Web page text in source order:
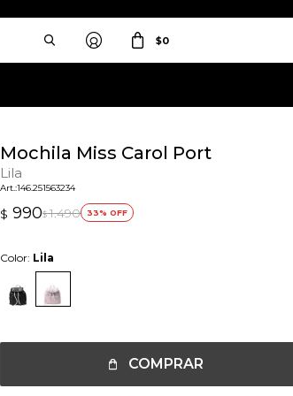
$0
Mochila Miss Carol Port
Lila
146.251563234
$ 990$ 1.490 33
Color: Lila
COMPRAR